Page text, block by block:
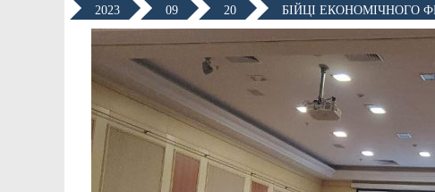
2023 09 20 БІЙЦІ ЕКОНОМІЧНОГО